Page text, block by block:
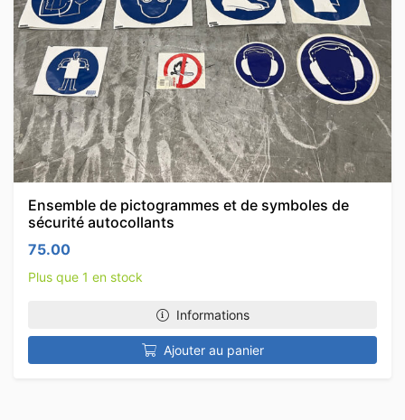
Ensemble de pictogrammes et de symboles de
sécurité autocollants
75.00
Plus que 1 en stock
Informations
Ajouter au panier